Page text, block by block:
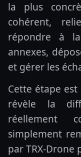
la plus
cohérent,
répondre à
annexes,
et gérer les
Cette étape
révèle la
réellement
simplement
par TRX-Drone